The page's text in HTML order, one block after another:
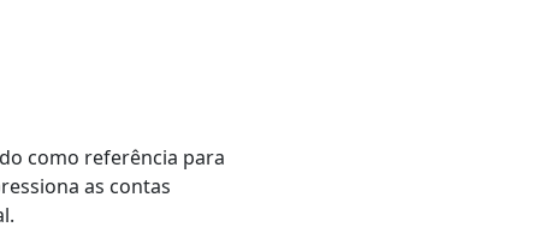
como referência para
as contas